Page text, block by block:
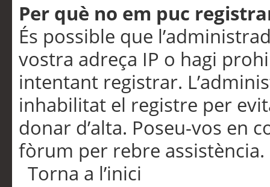
Per què no em puc
És possible que
vostra adreça IP o hagi
intentant registrar.
inhabilitat el registre per
donar d’alta. Poseu-vos en
fòrum per rebre assistència.
Torna a l’inici